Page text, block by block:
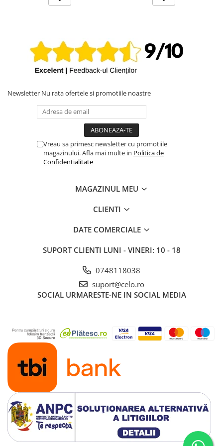
iPhone 7 Plus
iPhone 7
iPhone 6s Plus
iPhone SE 2022 3rd
iPhone 6
Top Piese iPhone
Piese & Accesorii iPad
iPad Pro 11″ (1st gen - 2018)
iPad Pro 11″ (2nd gen - 2020)
iPad Pro 11″ (3rd gen - 2021)
iPad Pro 12.9″ (3rd gen - 2018)
iPad Pro 12.9″ (4th gen - 2020)
iPad Pro 12.9″ (5th gen - 2021)
iPad Pro 12.9″ (6th gen - 2022)
iPad Pro 9.7″ (2016)
iPad
iPad (4th gen)
iPad 9.7″ (5th gen - 2017)
iPad 9.7″ (6th gen - 2018)
Newsletter Nu rata ofertele si promotiile noastre
Vreau sa primesc newsletter cu promotiile
magazinului. Afla mai multe in Politica de
Confidentialitate
MAGAZINUL MEU
CLIENTI
DATE COMERCIALE
SUPORT CLIENTI LUNI - VINERI: 10 - 18
0748118038
suport@celo.ro
SOCIAL URMARESTE-NE IN SOCIAL MEDIA